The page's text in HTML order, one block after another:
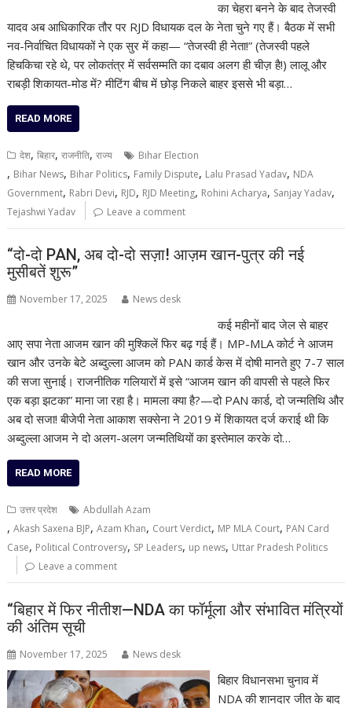
का चेहरा बनने के बाद तेजस्वी
यादव अब आधिकारिक तौर पर RJD विधायक दल के नेता चुने गए हैं। बैठक में सभी
नव-निर्वाचित विधायकों ने एक सुर में कहा— “तेजस्वी ही नेता!” (तेजस्वी पहले
हिचकिचा रहे थे, पर लोकतंत्र में सर्वसम्मति का दबाव अलग ही चीज़ है!) लालू और
राबड़ी शिकायत-मोड में? मीटिंग बीच में छोड़ निकले बाहर इससे भी बड़ा…
READ MORE
देश,बिहार,राजनीति,राज्य Bihar Election
, Bihar News, Bihar Politics, Family Dispute, Lalu Prasad Yadav, NDA
Government, Rabri Devi, RJD, RJD Meeting, Rohini Acharya, Sanjay Yadav,
Tejashwi Yadav Leave a comment
“दो-दो PAN, अब दो-दो सज़ा! आज़म खान-पुत्र की नई
मुसीबतें शुरू”
November 17, 2025 News desk
कई महीनों बाद जेल से बाहर
आए सपा नेता आजम खान की मुश्किलें फिर बढ़ गई हैं। MP-MLA कोर्ट ने आजम
खान और उनके बेटे अब्दुल्ला आजम को PAN कार्ड केस में दोषी मानते हुए 7-7 साल
की सजा सुनाई। राजनीतिक गलियारों में इसे “आजम खान की वापसी से पहले फिर
एक बड़ा झटका” माना जा रहा है। मामला क्या है?—दो PAN कार्ड, दो जन्मतिथि और
अब दो सजा! बीजेपी नेता आकाश सक्सेना ने 2019 में शिकायत दर्ज कराई थी कि
अब्दुल्ला आजम ने दो अलग-अलग जन्मतिथियों का इस्तेमाल करके दो…
READ MORE
उत्तर प्रदेश Abdullah Azam
,Akash Saxena BJP,Azam Khan, Court Verdict, MP MLA Court, PAN Card
Case, Political Controversy, SP Leaders, up news, Uttar Pradesh Politics
Leave a comment
“बिहार में फिर नीतीश—NDA का फॉर्मूला और संभावित मंत्रियों
की अंतिम सूची
November 17, 2025 News desk
बिहार विधानसभा चुनाव में
NDA की शानदार जीत के बाद